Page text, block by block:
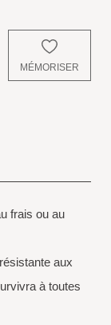
MÉMORISER
frais ou au
aux
à toutes